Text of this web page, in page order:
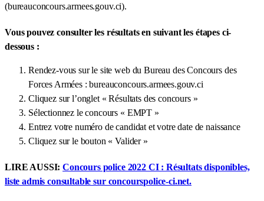
(bureauconcours.armees.gouv.ci).
Vous pouvez consulter les résultats en suivant les étapes ci-
dessous :
Rendez-vous sur le site web du Bureau des Concours des
Forces Armées : bureauconcours.armees.gouv.ci
Cliquez sur l’onglet « Résultats des concours »
Sélectionnez le concours « EMPT »
Entrez votre numéro de candidat et votre date de naissance
Cliquez sur le bouton « Valider »
LIRE AUSSI:Concours police 2022 CI : Résultats disponibles,
liste admis consultable sur concourspolice-ci.net.